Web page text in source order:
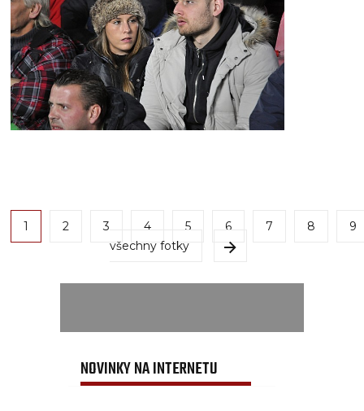
1 2 3 4 5 6 7 8
9
všechny fotky
NOVINKY NA INTERNETU